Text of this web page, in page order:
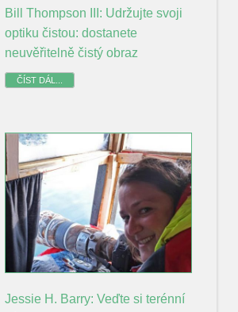
Bill Thompson III: Udržujte svoji
optiku čistou: dostanete
neuvěřitelně čistý obraz
ČÍST DÁL...
Jessie H. Barry: Veďte si terénní